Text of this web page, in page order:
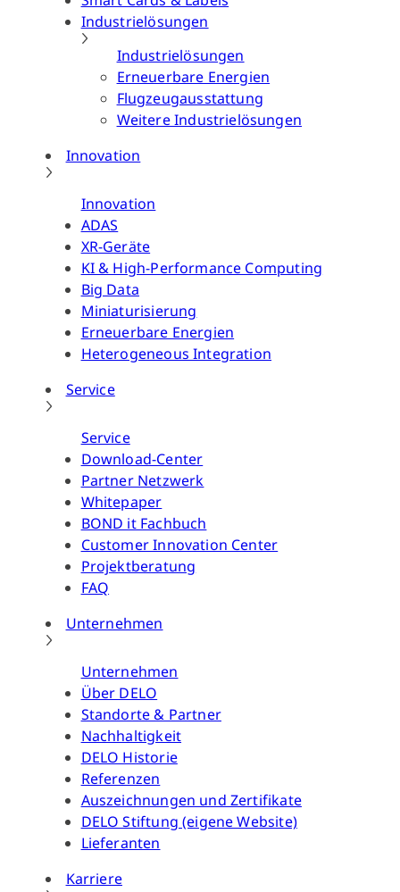
Industrielösungen
Industrielösungen
Erneuerbare Energien
Flugzeugausstattung
Weitere Industrielösungen
Innovation
Innovation
ADAS
XR-Geräte
KI & High-Performance Computing
Big Data
Miniaturisierung
Erneuerbare Energien
Heterogeneous Integration
Service
Service
Download-Center
Partner Netzwerk
Whitepaper
BOND it Fachbuch
Customer Innovation Center
Projektberatung
FAQ
Unternehmen
Unternehmen
Über DELO
Standorte & Partner
Nachhaltigkeit
DELO Historie
Referenzen
Auszeichnungen und Zertifikate
DELO Stiftung (eigene Website)
Lieferanten
Karriere